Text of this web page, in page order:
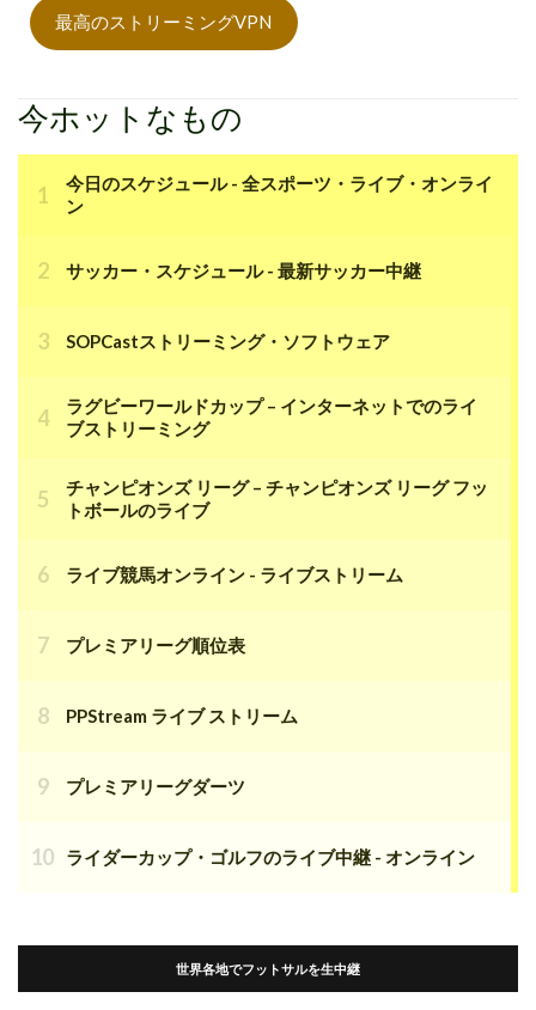
最高のストリーミングVPN
今ホットなもの
今日のスケジュール - 全スポーツ・ライブ・オンライ
ン
サッカー・スケジュール - 最新サッカー中継
SOPCastストリーミング・ソフトウェア
ラグビーワールドカップ – インターネットでのライ
ブストリーミング
チャンピオンズ リーグ – チャンピオンズ リーグ フッ
トボールのライブ
ライブ競馬オンライン - ライブストリーム
プレミアリーグ順位表
PPStream ライブ ストリーム
プレミアリーグダーツ
ライダーカップ・ゴルフのライブ中継 - オンライン
世界各地でフットサルを生中継